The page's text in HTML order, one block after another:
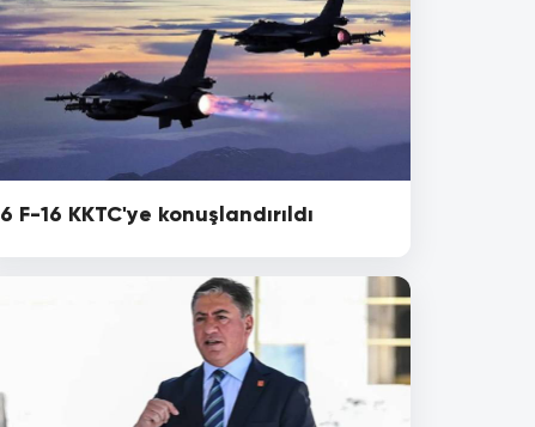
6 F-16 KKTC'ye konuşlandırıldı